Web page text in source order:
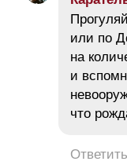
или по
на
и
что
Ответить